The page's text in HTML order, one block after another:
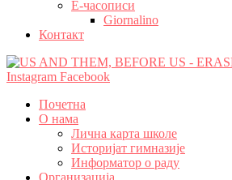
Е-часописи
Giornalino
Контакт
Instagram Facebook
Почетна
О нама
Лична карта школе
Историјат гимназије
Информатор о раду
Организација